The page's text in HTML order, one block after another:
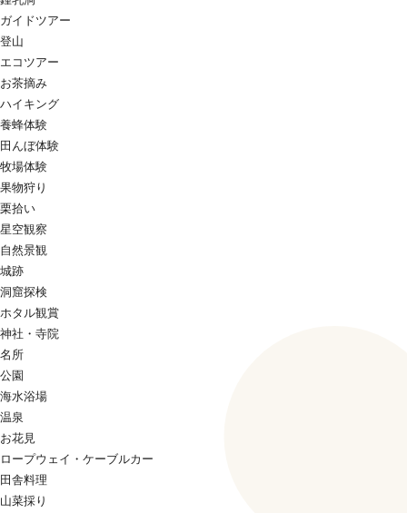
ガイドツアー
登山
エコツアー
お茶摘み
ハイキング
養蜂体験
田んぼ体験
牧場体験
果物狩り
栗拾い
星空観察
自然景観
城跡
洞窟探検
ホタル観賞
神社・寺院
名所
公園
海水浴場
温泉
お花見
ロープウェイ・ケーブルカー
田舎料理
山菜採り